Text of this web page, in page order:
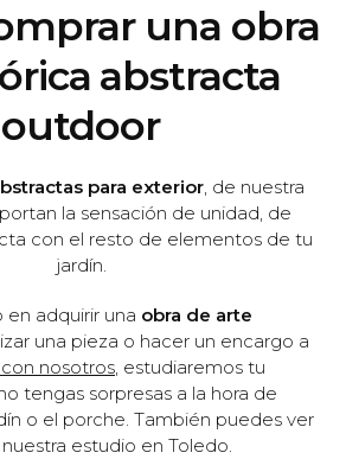
una obra
abstracta
outdoor
para exterior, de nuestra
la sensación de unidad, de
con el resto de elementos de tu
jardín.
en adquirir una obra de arte
una pieza o hacer un encargo a
nosotros, estudiaremos tu
tengas sorpresas a la hora de
o el porche. También puedes ver
estudio en Toledo.